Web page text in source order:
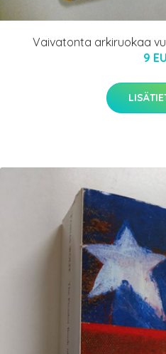
Vaivatonta arkiruokaa
9